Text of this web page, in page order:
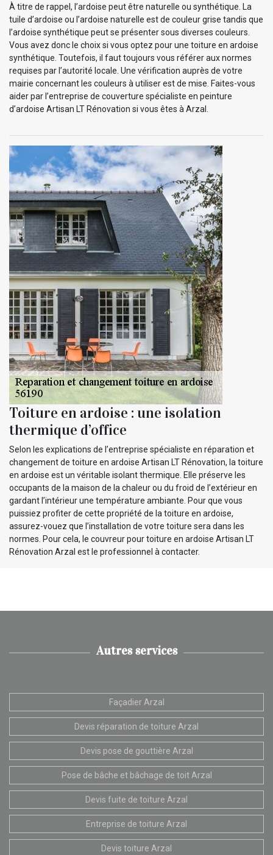
À titre de rappel, l’ardoise peut être naturelle ou synthétique. La
tuile d’ardoise ou l’ardoise naturelle est de couleur grise tandis que
l’ardoise synthétique peut se présenter sous diverses couleurs.
Vous avez donc le choix si vous optez pour une toiture en ardoise
synthétique. Toutefois, il faut toujours vous référer aux normes
requises par l’autorité locale. Une vérification auprès de votre
mairie concernant les couleurs à utiliser est de mise. Faites-vous
aider par l’entreprise de couverture spécialiste en peinture
d’ardoise Artisan LT Rénovation si vous êtes à Arzal.
Toiture en ardoise : une isolation
thermique d’office
Selon les explications de l’entreprise spécialiste en réparation et
changement de toiture en ardoise Artisan LT Rénovation, la toiture
en ardoise est un véritable isolant thermique. Elle préserve les
occupants de la maison de la chaleur ou du froid de l’extérieur en
gardant l’intérieur une température ambiante. Pour que vous
puissiez profiter de cette propriété de la toiture en ardoise,
assurez-vouez que l’installation de votre toiture sera dans les
normes. Pour cela, le couvreur pour toiture en ardoise Artisan LT
Rénovation Arzal est le professionnel à contacter.
Autres services
Façadier Arzal
Devis réparation de toiture Arzal
Devis pose de gouttière Arzal
Pose de bâche et bâchage de toit Arzal
Devis fuite de toiture Arzal
Entreprise de toiture Arzal
Devis toiture Arzal